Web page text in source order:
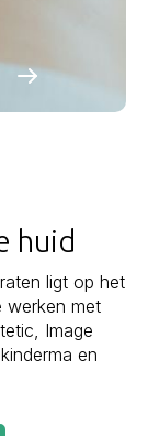
huid
ligt op het
werken met
Image
en